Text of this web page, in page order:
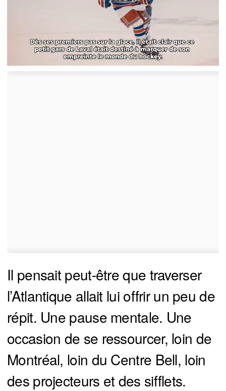
Il pensait peut-être que traverser
l’Atlantique allait lui offrir un peu de
répit. Une pause mentale. Une
occasion de se ressourcer, loin de
Montréal, loin du Centre Bell, loin
des projecteurs et des sifflets.